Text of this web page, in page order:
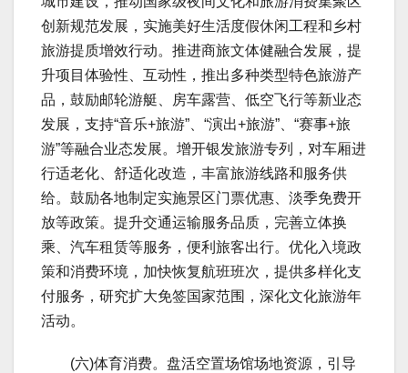
创新规范发展，实施美好生活度假休闲工程和乡村
旅游提质增效行动。推进商旅文体健融合发展，提
升项目体验性、互动性，推出多种类型特色旅游产
品，鼓励邮轮游艇、房车露营、低空飞行等新业态
发展，支持“音乐+旅游”、“演出+旅游”、“赛事+旅
游”等融合业态发展。增开银发旅游专列，对车厢进
行适老化、舒适化改造，丰富旅游线路和服务供
给。鼓励各地制定实施景区门票优惠、淡季免费开
放等政策。提升交通运输服务品质，完善立体换
乘、汽车租赁等服务，便利旅客出行。优化入境政
策和消费环境，加快恢复航班班次，提供多样化支
付服务，研究扩大免签国家范围，深化文化旅游年
活动。
(六)体育消费。盘活空置场馆场地资源，引导